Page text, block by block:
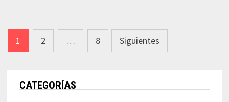
Navegación
de
entradas
1 2 … 8 Siguientes
CATEGORÍAS